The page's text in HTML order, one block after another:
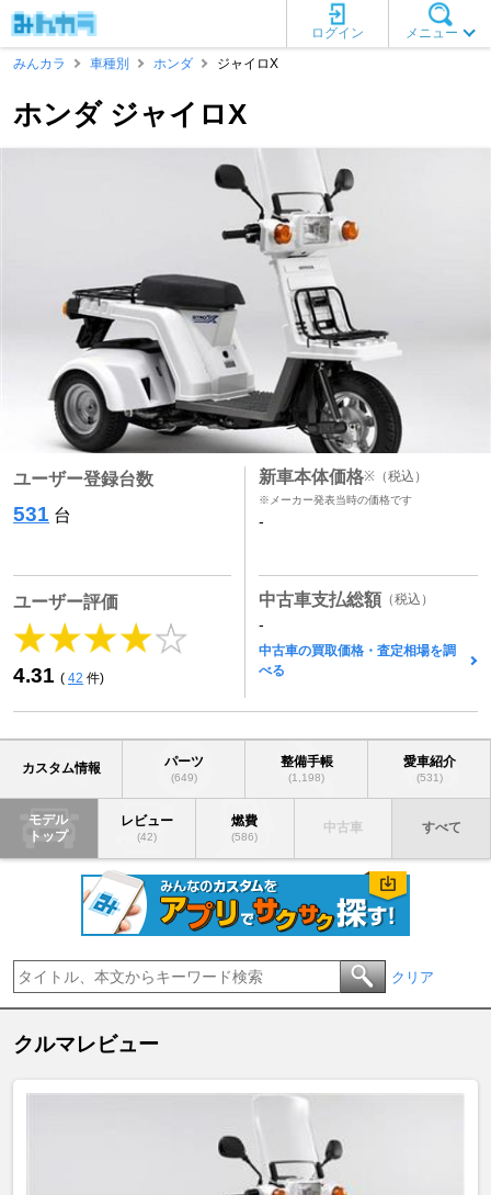
メニュー
ログイン
みんカラ
車種別 ホンダ ジャイロX
ホンダ ジャイロX
ユーザー登録台数
531 台
ユーザー評価
4.31 ( 42 件)
新車本体価格※ （税込）
※メーカー発表当時の価格です
-
中古車支払総額 （税込）
-
中古車の買取価格・査定相場を調
べる
カスタム情報 パーツ
(649)
整備手帳
(1,198)
愛車紹介
(531)
モデル
トップ
レビュー
(42)
燃費
(586)
中古車 すべて
クリア
クルマレビュー